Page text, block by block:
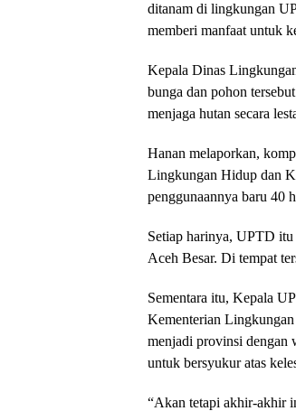
ditanam di lingkungan
memberi manfaat untuk
Kepala Dinas
bunga dan pohon
menjaga hutan secara
Hanan melaporkan,
Lingkungan Hidup dan
penggunaannya baru 40
Setiap harinya, UPTD itu
Aceh Besar. Di tempat
Sementara itu, Kepala
Kementerian
menjadi provinsi dengan
untuk bersyukur atas
“Akan tetapi akhir-akhir